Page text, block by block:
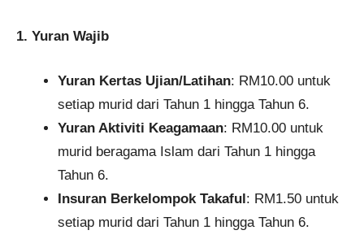
1. Yuran Wajib
Yuran Kertas Ujian/Latihan: RM10.00 untuk
setiap murid dari Tahun 1 hingga Tahun 6.
Yuran Aktiviti Keagamaan: RM10.00 untuk
murid beragama Islam dari Tahun 1 hingga
Tahun 6.​
Insuran Berkelompok Takaful: RM1.50 untuk
setiap murid dari Tahun 1 hingga Tahun 6.